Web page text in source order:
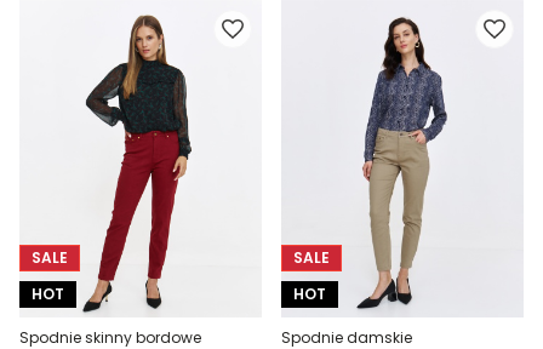
SALE
HOT
Spodnie skinny bordowe
SALE
HOT
Spodnie damskie